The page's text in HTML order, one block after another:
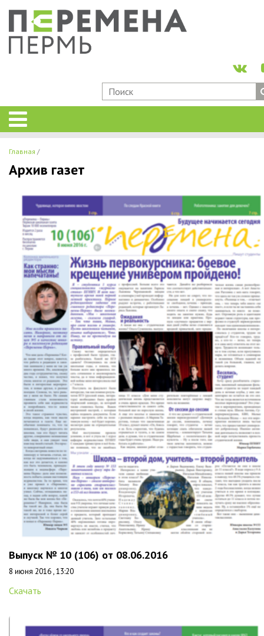
Главная
Архив газет
Выпуск № 10 (106) от 08.06.2016
8 июня 2016 , 13:20
Скачать